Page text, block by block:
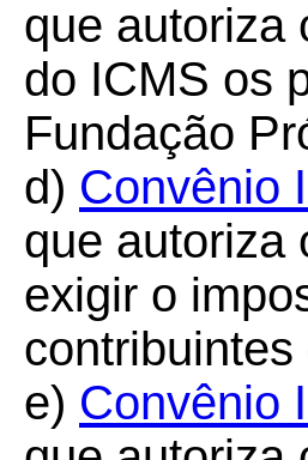
que autoriza
do ICMS os
Fundação
d) Convênio
que autoriza
exigir o
e) Convênio